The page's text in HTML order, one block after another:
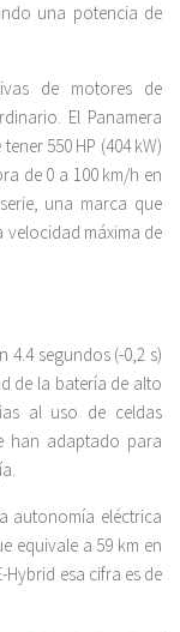
una potencia de
de motores de
El Panamera
550 HP (404 kW)
de 0 a 100 km/h en
una marca que
velocidad máxima de
4.4 segundos (-0,2 s)
de la batería de alto
al uso de celdas
han adaptado para
autonomía eléctrica
equivale a 59 km en
Hybrid esa cifra es de